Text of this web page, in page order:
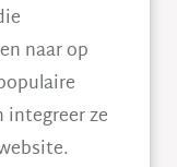
naar op
ze